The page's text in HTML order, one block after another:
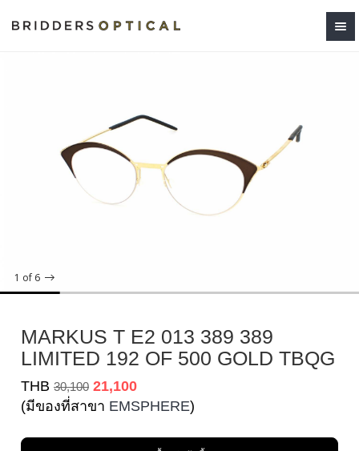
1 of 6
MARKUS T E2 013 389 389
LIMITED 192 OF 500 GOLD TBQG
THB 30,100 21,100
(มีของที่สาขา EMSPHERE)